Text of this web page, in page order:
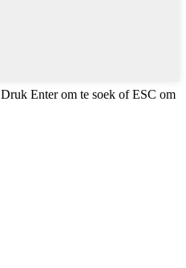
Druk Enter om te soek of ESC om